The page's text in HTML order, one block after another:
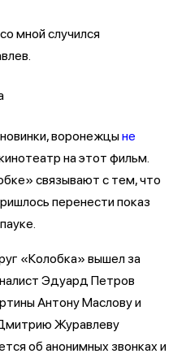
мной случился
воронежцыне
на этот фильм.
связывают с тем, что
перенести показ
«Колобка» вышел за
Эдуард Петров
Антону Маслову и
Журавлеву
об анонимных звонках и